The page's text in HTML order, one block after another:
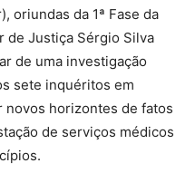
oriundas da 1ª Fase da
de Justiça Sérgio Silva
de uma investigação
sete inquéritos em
novos horizontes de fatos
de serviços médicos